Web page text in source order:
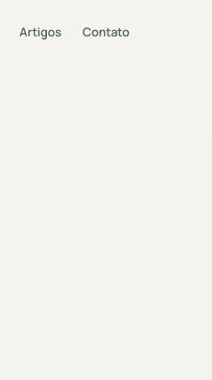
Artigos Contato